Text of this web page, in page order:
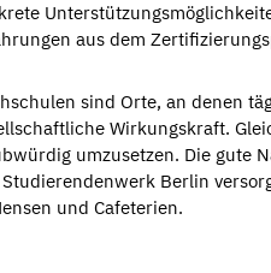
aus dem
sind Orte, an denen
Wirkungskraft.
umzusetzen. Die gute
Studierendenwerk Berlin
und Cafeterien.